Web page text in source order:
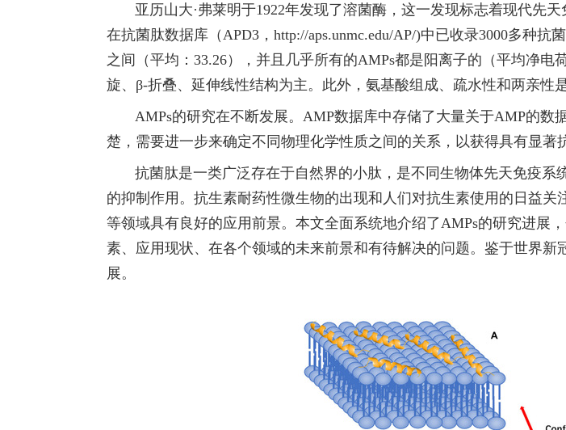
亚历山大·弗莱明于1922年发现了溶菌酶，这一发现标志着现代先
在抗菌肽数据库（APD3， http://aps.unmc.edu/AP/)中已收录3000多种抗
之间（平均：33.26），并且几乎所有的AMPs都是阳离子的（平均净
旋、β-折叠、延伸线性结构为主。此外，氨基酸组成、疏水性和两亲性
AMPs的研究在不断发展。AMP数据库中存储了大量关于AMP的数
楚，需要进一步来确定不同物理化学性质之间的关系，以获得具有显著
抗菌肽是一类广泛存在于自然界的小肽，是不同生物体先天免疫系统
的抑制作用。抗生素耐药性微生物的出现和人们对抗生素使用的日益
等领域具有良好的应用前景。本文全面系统地介绍了AMPs的研究进展
素、应用现状、在各个领域的未来前景和有待解决的问题。鉴于世界
展。